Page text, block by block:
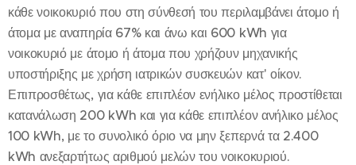
κάθε νοικοκυριό που στη σύνθεσή του περιλαμβάνει άτομο ή
άτομα με αναπηρία 67% και άνω και 600 kWh για
νοικοκυριό με άτομο ή άτομα που χρήζουν μηχανικής
υποστήριξης με χρήση ιατρικών συσκευών κατ' οίκον.
Επιπροσθέτως, για κάθε επιπλέον ενήλικο μέλος προστίθεται
κατανάλωση 200 kWh και για κάθε επιπλέον ανήλικο μέλος
100 kWh, με το συνολικό όριο να μην ξεπερνά τα 2.400
kWh ανεξαρτήτως αριθμού μελών του νοικοκυριού.